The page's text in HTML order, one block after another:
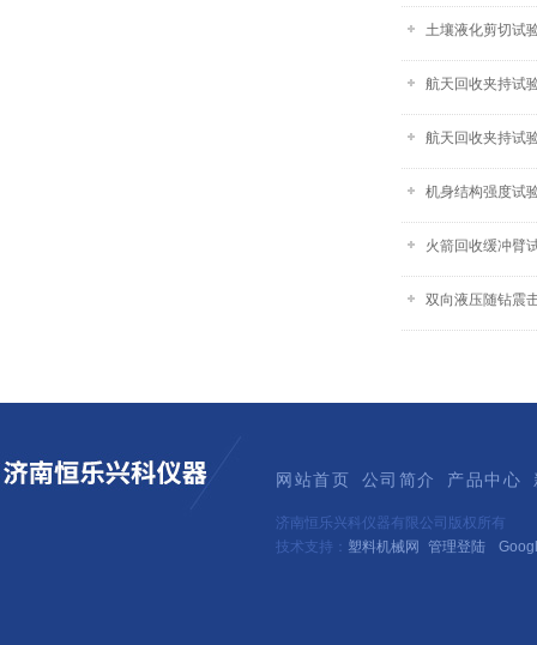
土壤液化剪切试
航天回收夹持试
航天回收夹持试
机身结构强度试
火箭回收缓冲臂
双向液压随钻震
网站首页 公司简介 产品中心
济南恒乐兴科仪器有限公司版权所有
技术支持： 塑料机械网 管理登陆